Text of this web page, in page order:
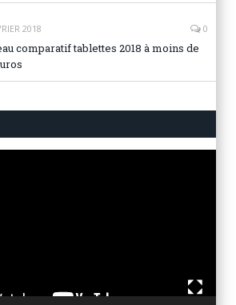
2018 0
comparatif tablettes 2018 à moins de